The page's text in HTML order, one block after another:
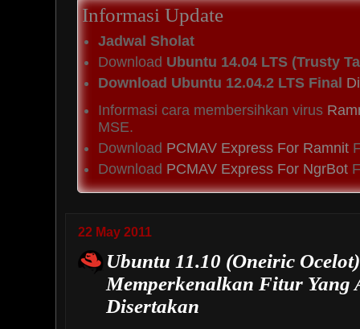
Informasi Update
Jadwal Sholat
Download Ubuntu 14.04 LTS (Trusty
Download Ubuntu 12.04.2 LTS Final
Informasi cara membersihkan virus
MSE.
Download PCMAV Express For Ramnit
Download PCMAV Express For NgrBot
22 May 2011
Ubuntu 11.10 (Oneiric
Memperkenalkan Fitur Yang
Disertakan